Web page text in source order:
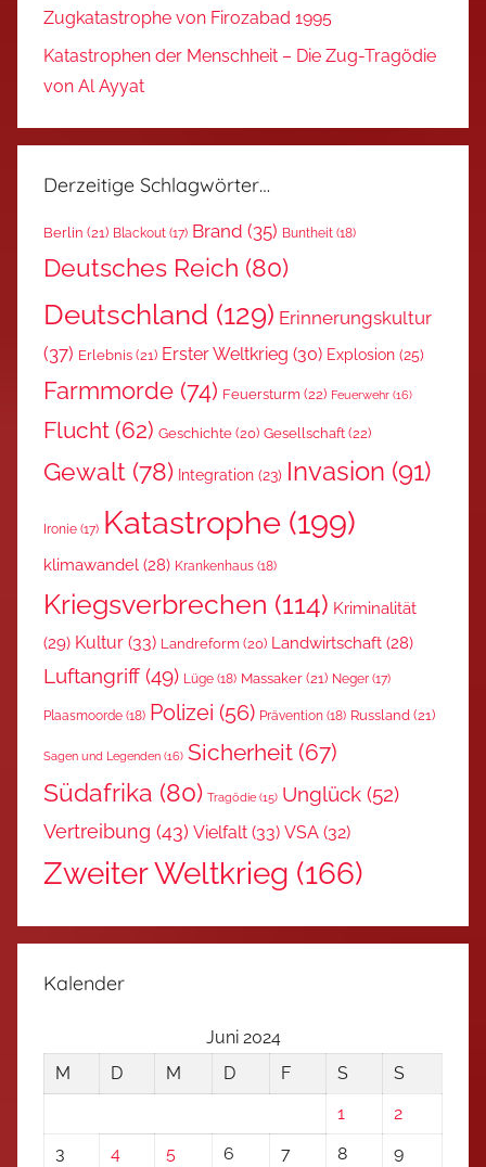
Zugkatastrophe von Firozabad 1995
Katastrophen der Menschheit – Die Zug-Tragödie
von Al Ayyat
Derzeitige Schlagwörter…
Berlin (21) Blackout (17) Brand (35) Buntheit (18)
Deutsches Reich (80)
Deutschland (129) Erinnerungskultur
(37) Erlebnis (21) Erster Weltkrieg (30) Explosion (25)
Farmmorde (74) Feuersturm (22) Feuerwehr (16)
Flucht (62) Geschichte (20) Gesellschaft(22)
Gewalt (78) Integration (23) Invasion (91)
Ironie (17) Katastrophe (199)
klimawandel (28) Krankenhaus (18)
Kriegsverbrechen (114) Kriminalität
(29) Kultur (33) Landreform (20) Landwirtschaft (28)
Luftangriff (49) Lüge (18) Massaker (21) Neger (17)
Plaasmoorde (18) Polizei (56) Prävention (18) Russland (21)
Sagen und Legenden (16) Sicherheit (67)
Südafrika (80) Tragödie (15) Unglück (52)
Vertreibung (43) Vielfalt (33) VSA (32)
Zweiter Weltkrieg (166)
Kalender
Juni 2024
M
D M D F S
S
1
2
3
4 5 6 7 8 9